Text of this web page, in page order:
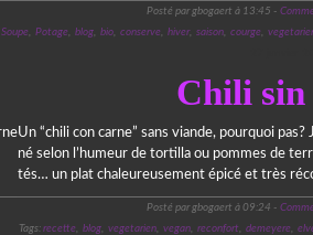
Posté par gbogaert à 13:45 -
Soupe, Potage, blog, bio, conserve, hiver, saison, courge,
Chili sin
Un “chili con carne” sans viande, pourquoi
né selon l’humeur de tortilla ou pommes de
tés… un plat chaleureusement épicé et très
Posté par gbogaert à 09:24 -
Tags: recette, blog, vegetarien, vegan, reconfort, demeyere,